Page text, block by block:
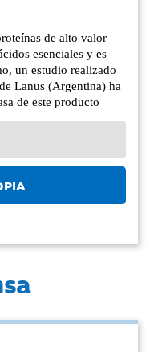
de alto valor
esenciales y es
un estudio realizado
Lanus (Argentina) ha
de este producto